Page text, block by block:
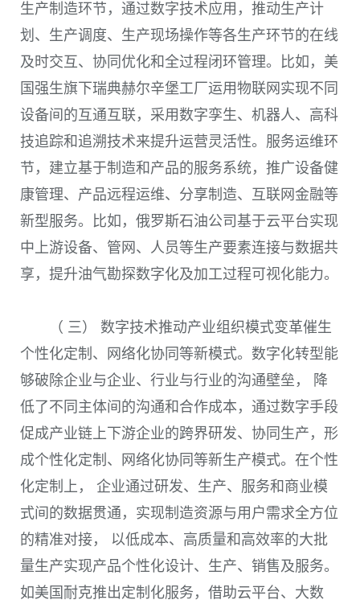
生产制造环节，通过数字技术应用，推动生产计
划、生产调度、生产现场操作等各生产环节的在线
及时交互、协同优化和全过程闭环管理。比如，美
国强生旗下瑞典赫尔辛堡工厂运用物联网实现不同
设备间的互通互联，采用数字孪生、机器人、高科
技追踪和追溯技术来提升运营灵活性。服务运维环
节，建立基于制造和产品的服务系统，推广设备健
康管理、产品远程运维、分享制造、互联网金融等
新型服务。比如，俄罗斯石油公司基于云平台实现
中上游设备、管网、人员等生产要素连接与数据共
享，提升油气勘探数字化及加工过程可视化能力。
（ 三） 数字技术推动产业组织模式变革催生
个性化定制、网络化协同等新模式。数字化转型能
够破除企业与企业、行业与行业的沟通壁垒， 降
低了不同主体间的沟通和合作成本，通过数字手段
促成产业链上下游企业的跨界研发、协同生产，形
成个性化定制、网络化协同等新生产模式。在个性
化定制上， 企业通过研发、生产、服务和商业模
式间的数据贯通，实现制造资源与用户需求全方位
的精准对接， 以低成本、高质量和高效率的大批
量生产实现产品个性化设计、生产、销售及服务。
如美国耐克推出定制化服务，借助云平台、大数